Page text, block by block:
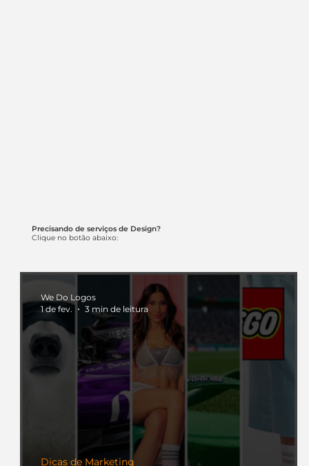
Precisando de serviços de Design?
Clique no botão abaixo:
Dicas de Marketing
We Do Logos
1 de fev.
3 min de leitura